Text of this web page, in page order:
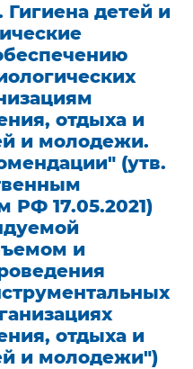
Гигиена детей и
отдыха и
и молодежи.
(утв.
РФ 17.05.2021)
и
отдыха и
и молодежи")